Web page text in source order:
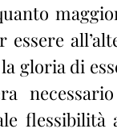
essere
gloria di
flessibilità